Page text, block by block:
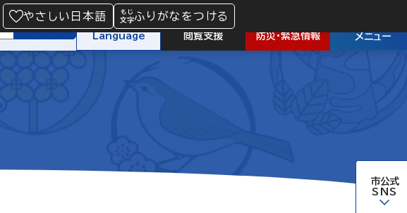
やさしい日本語 ふりがなをつける
検索
Language 閲覧支援 防災・緊急情報 メニュー
市公式
SNS